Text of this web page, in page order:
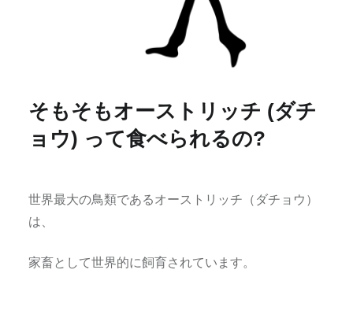
そもそもオーストリッチ (ダチ
ョウ) って食べられるの?
世界最大の鳥類であるオーストリッチ（ダチョウ）
は、
家畜として世界的に飼育されています。